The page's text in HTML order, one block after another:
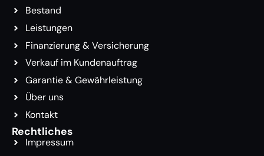
Bestand
Leistungen
Finanzierung & Versicherung
Verkauf im Kundenauftrag
Garantie & Gewährleistung
Über uns
Kontakt
Rechtliches
Impressum